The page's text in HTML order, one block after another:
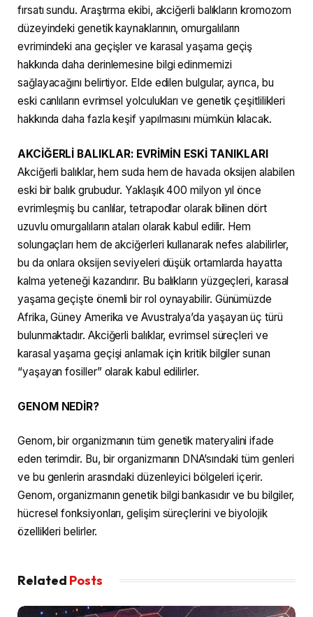
fırsatı sundu. Araştırma ekibi, akciğerli balıkların kromozom
düzeyindeki genetik kaynaklarının, omurgalıların
evrimindeki ana geçişler ve karasal yaşama geçiş
hakkında daha derinlemesine bilgi edinmemizi
sağlayacağını belirtiyor. Elde edilen bulgular, ayrıca, bu
eski canlıların evrimsel yolculukları ve genetik çeşitlilikleri
hakkında daha fazla keşif yapılmasını mümkün kılacak.
AKCİĞERLİ BALIKLAR: EVRİMİN ESKİ TANIKLARI
Akciğerli balıklar, hem suda hem de havada oksijen alabilen
eski bir balık grubudur. Yaklaşık 400 milyon yıl önce
evrimleşmiş bu canlılar, tetrapodlar olarak bilinen dört
uzuvlu omurgalıların ataları olarak kabul edilir. Hem
solungaçları hem de akciğerleri kullanarak nefes alabilirler,
bu da onlara oksijen seviyeleri düşük ortamlarda hayatta
kalma yeteneği kazandırır. Bu balıkların yüzgeçleri, karasal
yaşama geçişte önemli bir rol oynayabilir. Günümüzde
Afrika, Güney Amerika ve Avustralya’da yaşayan üç türü
bulunmaktadır. Akciğerli balıklar, evrimsel süreçleri ve
karasal yaşama geçişi anlamak için kritik bilgiler sunan
“yaşayan fosiller” olarak kabul edilirler.
GENOM NEDİR?
Genom, bir organizmanın tüm genetik materyalini ifade
eden terimdir. Bu, bir organizmanın DNA’sındaki tüm genleri
ve bu genlerin arasındaki düzenleyici bölgeleri içerir.
Genom, organizmanın genetik bilgi bankasıdır ve bu bilgiler,
hücresel fonksiyonları, gelişim süreçlerini ve biyolojik
özellikleri belirler.
Related Posts